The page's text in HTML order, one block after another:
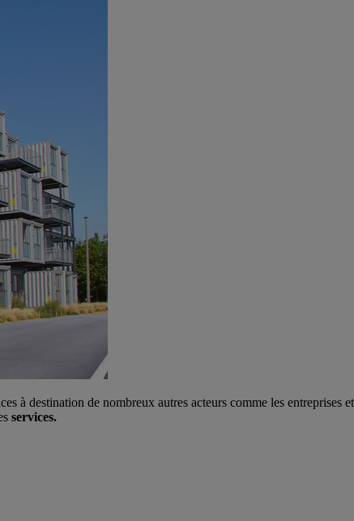
à destination de nombreux autres acteurs comme les entreprises et
services.